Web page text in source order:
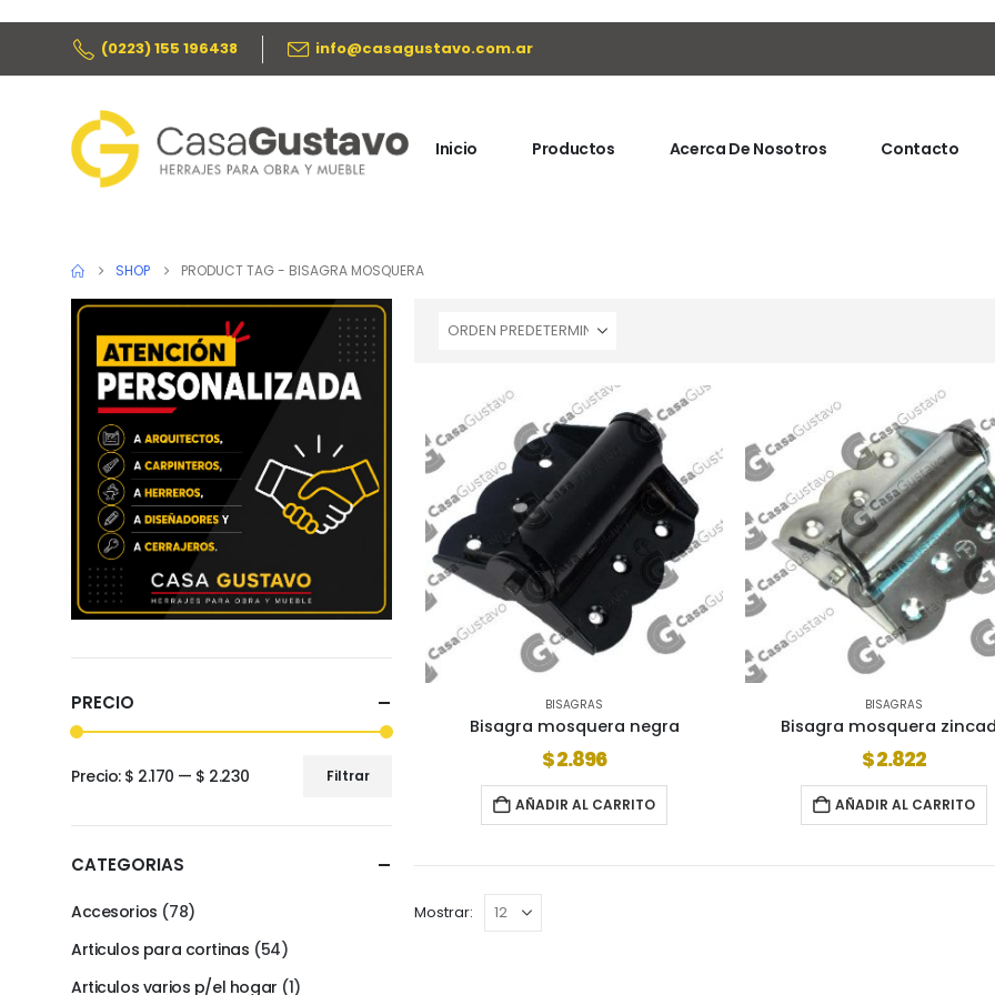
(0223) 155 196438 info@casagustavo.com.ar
Inicio Productos Acerca De Nosotros Contacto
SHOP PRODUCT TAG - BISAGRA MOSQUERA
BISAGRAS
Bisagra mosquera negra
$2.896
AÑADIR AL CARRITO
BISAGRAS
Bisagra mosquera
$2.822
AÑADIR AL CARRITO
Mostrar:
PRECIO
mínimo
máximo
Filtrar
Precio: $ 2.170 — $ 2.230
CATEGORIAS
Accesorios (78)
Articulos para cortinas (54)
Articulos varios p/el hogar (1)